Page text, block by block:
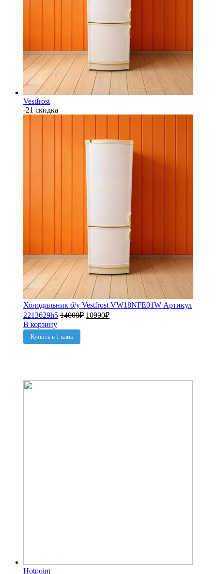
Vestfrost
-21 скидка
Холодильник б/у Vestfrost VW18NFE01W Артикул
2213629h5 14000₽ 10990₽
В корзину
Купить в 1 клик
Hotpoint